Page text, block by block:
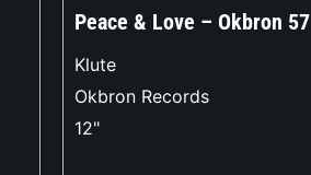
Peace & Love – Okbron 57
Klute
Okbron Records
12"